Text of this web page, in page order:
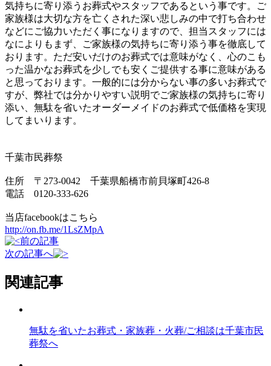
気持ちに寄り添うお葬式やスタッフであるという事です。ご
家族様は大切な方を亡くされた深い悲しみの中で打ち合わせ
などにご協力いただく事になりますので、担当スタッフには
なによりもまず、ご家族様の気持ちに寄り添う事を徹底して
おります。ただ安いだけのお葬式では意味がなく、心のこも
った温かなお葬式を少しでも安くご提供する事に意味がある
と思っております。一般的には分からない事の多いお葬式で
すが、弊社では分かりやすい説明でご家族様の気持ちに寄り
添い、無駄を省いたオーダーメイドのお葬式で低価格を実現
してまいります。
千葉市民葬祭
住所 〒273-0042 千葉県船橋市前貝塚町426-8
電話 0120-333-626
当店facebookはこちら
http://on.fb.me/1LsZMpA
前の記事
次の記事へ
関連記事
無駄を省いたお葬式・家族葬・火葬/ご相談は千葉市民
葬祭へ